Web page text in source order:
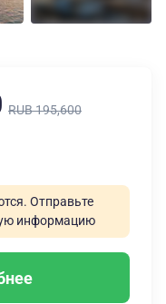
RUB 195,600
Отправьте
информацию